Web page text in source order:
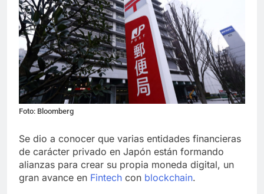
Foto: Bloomberg
Se dio a conocer que varias entidades financieras
de carácter privado en Japón están formando
alianzas para crear su propia moneda digital, un
gran avance en Fintech con blockchain.